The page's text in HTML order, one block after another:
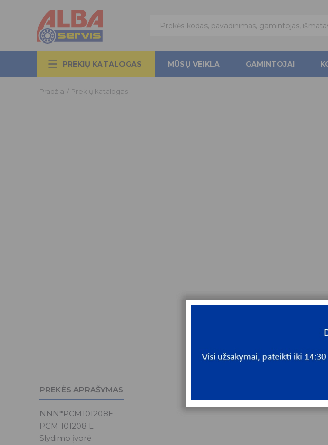
PREKIŲ KATALOGAS MŪSŲ VEIKLA GAMINTOJAI
Pradžia / Prekių katalogas
PREKĖS APRAŠYMAS
NNN*PCM101208E
PCM 101208 E
Slydimo įvorė